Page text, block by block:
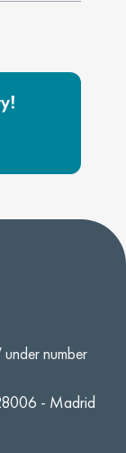
number
- Madrid